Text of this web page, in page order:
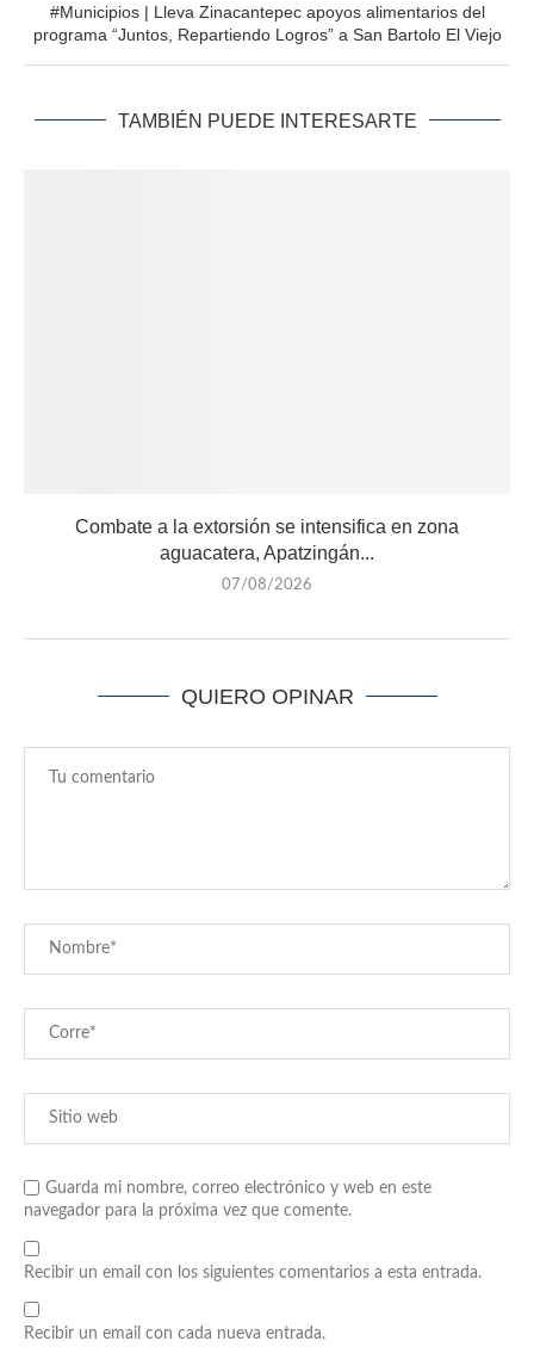
#Municipios | Lleva Zinacantepec apoyos alimentarios del
programa “Juntos, Repartiendo Logros” a San Bartolo El Viejo
TAMBIÉN PUEDE INTERESARTE
Combate a la extorsión se intensifica en zona
aguacatera, Apatzingán...
07/08/2026
QUIERO OPINAR
Guarda mi nombre, correo electrónico y web en este
navegador para la próxima vez que comente.
Recibir un email con los siguientes comentarios a esta entrada.
Recibir un email con cada nueva entrada.